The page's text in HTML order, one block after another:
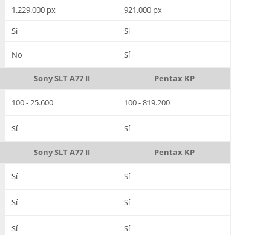
1.229.000 px
921.000 px
Sí Sí
No Sí
Sony SLT A77 II Pentax KP
100 - 25.600 100 - 819.200
Sí Sí
Sony SLT A77 II Pentax KP
Sí Sí
Sí Sí
Sí Sí